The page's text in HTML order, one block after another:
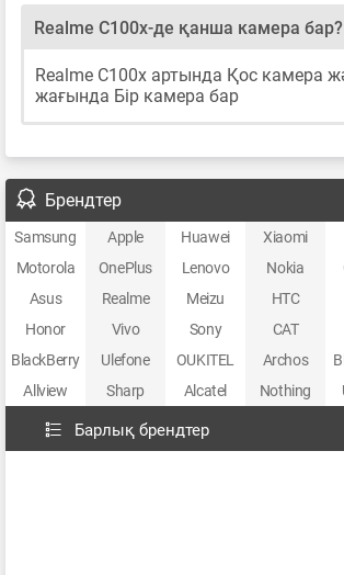
Realme C100x-де қанша камера бар?
Realme C100x артында Қос камера
жағында Бір камера бар
Брендтер
Samsung Apple Huawei Xiaomi
Motorola
OnePlus Lenovo Nokia
Asus
Realme Meizu HTC
Honor
Vivo Sony CAT
BlackBerry
Ulefone OUKITEL Archos
Allview
Sharp Alcatel Nothing
Барлық брендтер